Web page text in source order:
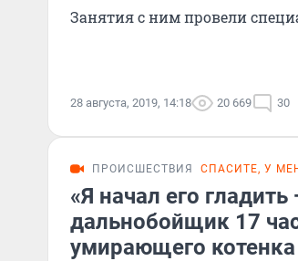
Занятия с ним провели
28 августа, 2019, 14:18 20 669 30
ПРОИСШЕСТВИЯ СПАСИТЕ, У
«Я начал его
дальнобойщик 17
умирающего котенка